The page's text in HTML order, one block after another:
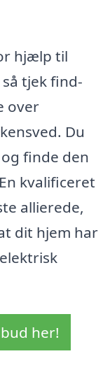
hjælp til
tjek find-
over
Du
finde den
kvalificeret
allierede,
dit hjem har
her!